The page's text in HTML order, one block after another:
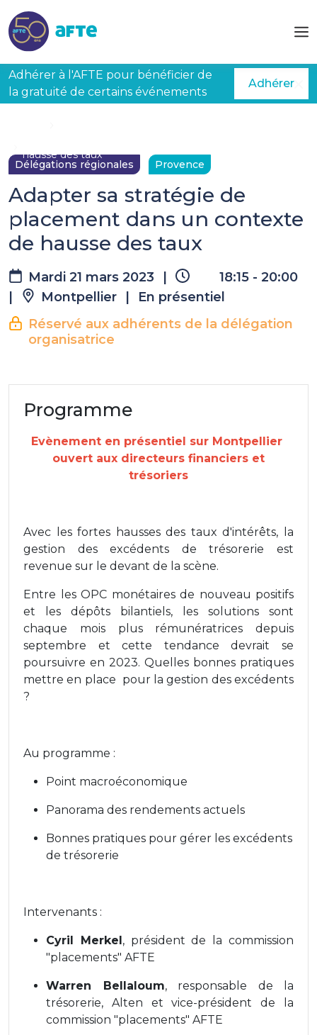
Adhérer à l'AFTE pour bénéficier de
la gratuité de certains événements
Adhérer
hausse des taux
Délégations régionales Provence
Adapter sa stratégie de
placement dans un contexte
de hausse des taux
Mardi 21 mars 2023
18:15 - 20:00
Montpellier
En présentiel
Réservé aux adhérents de la délégation
organisatrice
Programme
Evènement en présentiel sur Montpellier
ouvert aux directeurs financiers et
trésoriers
Avec les fortes hausses des taux d'intérêts, la
gestion des excédents de trésorerie est
revenue sur le devant de la scène.
Entre les OPC monétaires de nouveau positifs
et les dépôts bilantiels, les solutions sont
chaque mois plus rémunératrices depuis
septembre et cette tendance devrait se
poursuivre en 2023. Quelles bonnes pratiques
mettre en place pour la gestion des excédents
?
Au programme :
Point macroéconomique
Panorama des rendements actuels
Bonnes pratiques pour gérer les excédents
de trésorerie
Intervenants :
Cyril Merkel, président de la commission
"placements" AFTE
Warren Bellaloum, responsable de la
trésorerie, Alten et vice-président de la
commission "placements" AFTE